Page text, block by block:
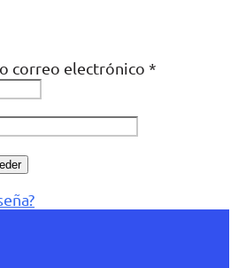
correo electrónico *